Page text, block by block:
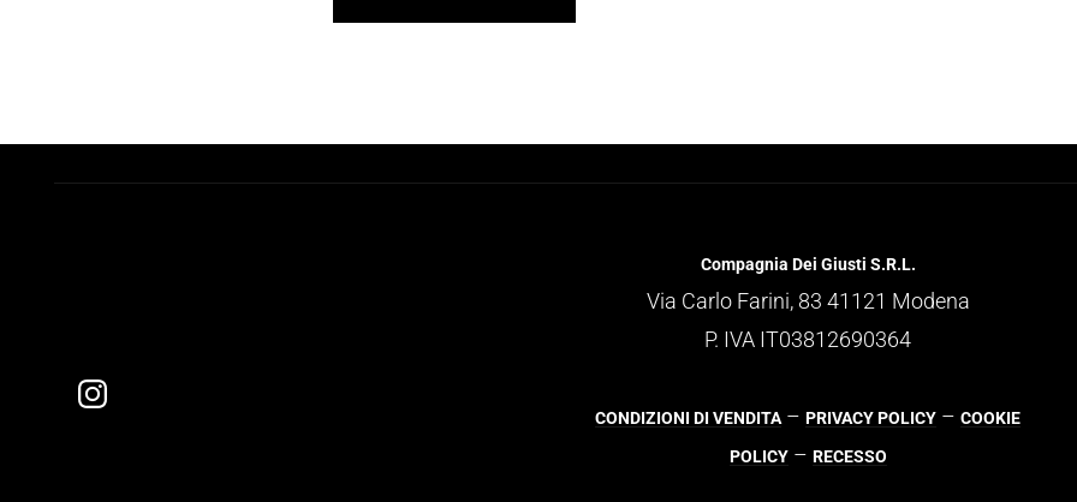
Compagnia Dei Giusti S.R.L.
Via Carlo Farini, 83 41121 Modena
P. IVA IT03812690364
CONDIZIONI DI VENDITA – PRIVACY POLICY – COOKIE
POLICY– RECESSO